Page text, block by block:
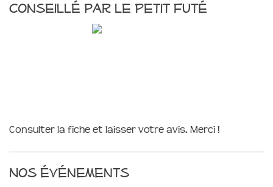
Conseillé par le Petit Futé
Consulter la fiche et laisser votre avis. Merci !
Nos événements